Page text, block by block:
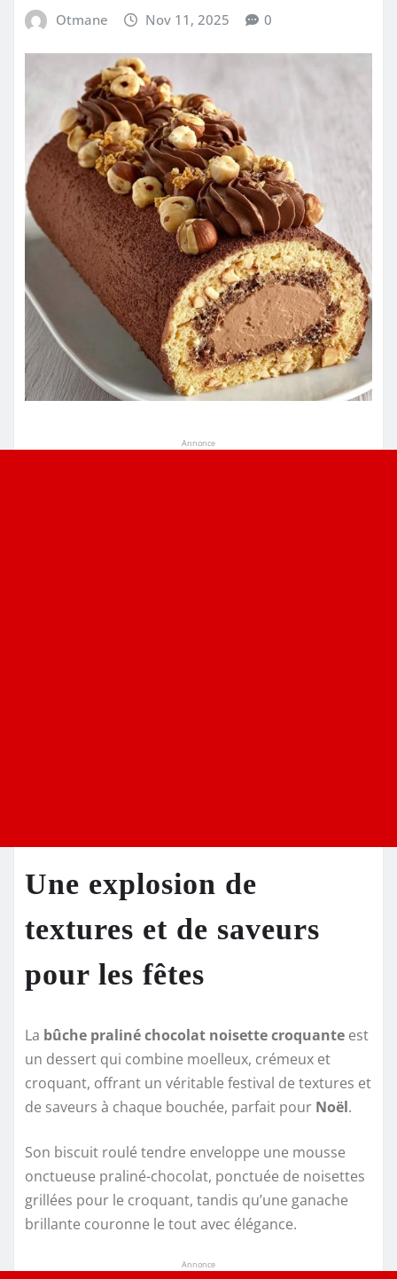
Otmane Nov 11, 2025 0
Annonce
Une explosion de
textures et de saveurs
pour les fêtes
La bûche praliné chocolat noisette croquante est
un dessert qui combine moelleux, crémeux et
croquant, offrant un véritable festival de textures et
de saveurs à chaque bouchée, parfait pour Noël.
Son biscuit roulé tendre enveloppe une mousse
onctueuse praliné-chocolat, ponctuée de noisettes
grillées pour le croquant, tandis qu’une ganache
brillante couronne le tout avec élégance.
Annonce